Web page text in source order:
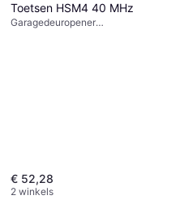
Toetsen HSM4 40 MHz
Garagedeuropener
€ 52,28
2 winkels